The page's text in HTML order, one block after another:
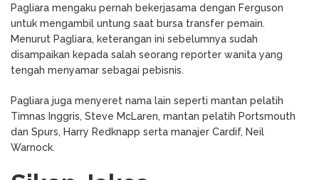
Pagliara mengaku pernah bekerjasama dengan Ferguson
untuk mengambil untung saat bursa transfer pemain.
Menurut Pagliara, keterangan ini sebelumnya sudah
disampaikan kepada salah seorang reporter wanita yang
tengah menyamar sebagai pebisnis.
Pagliara juga menyeret nama lain seperti mantan pelatih
Timnas Inggris, Steve McLaren, mantan pelatih Portsmouth
dan Spurs, Harry Redknapp serta manajer Cardif, Neil
Warnock.